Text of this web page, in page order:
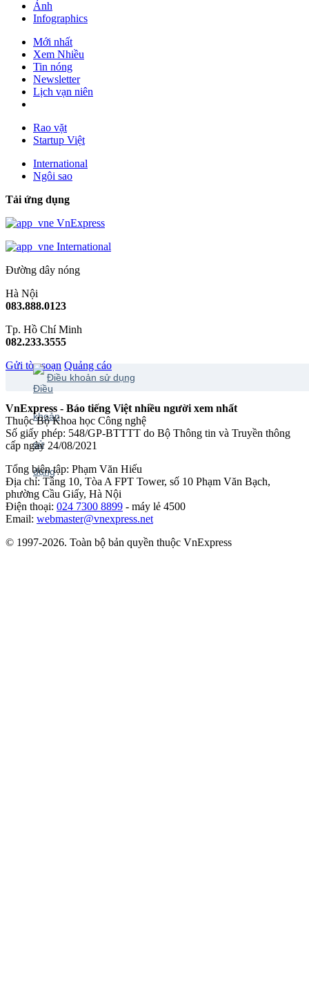
Ảnh
Infographics
Mới nhất
Xem Nhiều
Tin nóng
Newsletter
Lịch vạn niên
Rao vặt
Startup Việt
International
Ngôi sao
Tải ứng dụng
VnExpress
International
Đường dây nóng
Hà Nội
083.888.0123
Tp. Hồ Chí Minh
082.233.3555
Gửi tòa soạn Quảng cáo
Điều khoản sử dụng
VnExpress - Báo tiếng Việt nhiều người xem nhất
Thuộc Bộ Khoa học Công nghệ
Số giấy phép: 548/GP-BTTTT do Bộ Thông tin và Truyền thông
cấp ngày 24/08/2021
Tổng biên tập: Phạm Văn Hiếu
Địa chỉ: Tầng 10, Tòa A FPT Tower, số 10 Phạm Văn Bạch,
phường Cầu Giấy, Hà Nội
Điện thoại: 024 7300 8899 - máy lẻ 4500
Email: webmaster@vnexpress.net
© 1997-2026. Toàn bộ bản quyền thuộc VnExpress